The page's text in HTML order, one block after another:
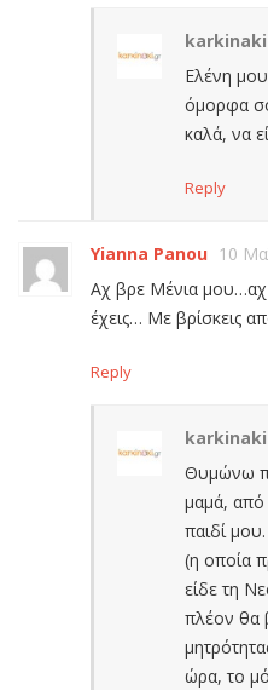
karkinaki
Ελένη
όμορφα
καλά, να
Reply
Yianna Panou 10
Αχ βρε Μένια
έχεις… Με βρίσκεις
Reply
karkinaki
Θυμώνω
μαμά, από
παιδί
(η οποία
είδε τη
πλέον θα
ώρα, το